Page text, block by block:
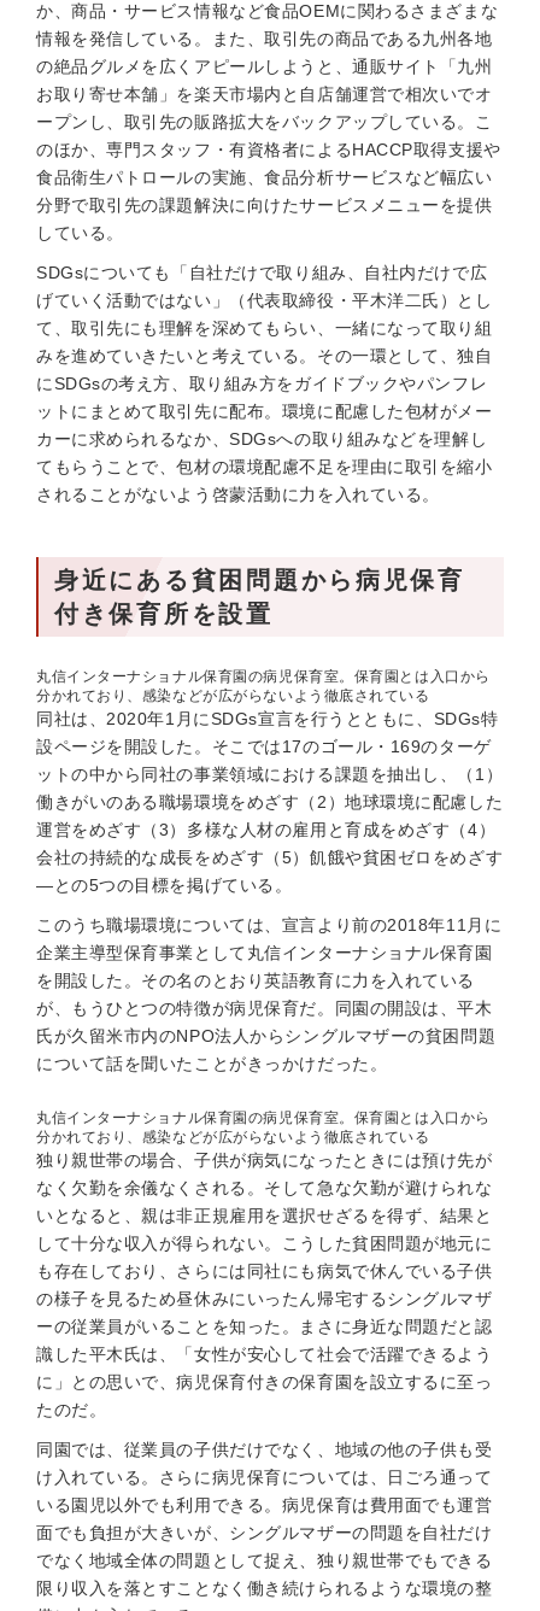
か、商品・サービス情報など食品OEMに関わるさまざまな
情報を発信している。また、取引先の商品である九州各地
の絶品グルメを広くアピールしようと、通販サイト「九州
お取り寄せ本舗」を楽天市場内と自店舗運営で相次いでオ
ープンし、取引先の販路拡大をバックアップしている。こ
のほか、専門スタッフ・有資格者によるHACCP取得支援や
食品衛生パトロールの実施、食品分析サービスなど幅広い
分野で取引先の課題解決に向けたサービスメニューを提供
している。
SDGsについても「自社だけで取り組み、自社内だけで広
げていく活動ではない」（代表取締役・平木洋二氏）とし
て、取引先にも理解を深めてもらい、一緒になって取り組
みを進めていきたいと考えている。その一環として、独自
にSDGsの考え方、取り組み方をガイドブックやパンフレ
ットにまとめて取引先に配布。環境に配慮した包材がメー
カーに求められるなか、SDGsへの取り組みなどを理解し
てもらうことで、包材の環境配慮不足を理由に取引を縮小
されることがないよう啓蒙活動に力を入れている。
身近にある貧困問題から病児保育
付き保育所を設置
丸信インターナショナル保育園の病児保育室。保育園とは入口から
分かれており、感染などが広がらないよう徹底されている
同社は、2020年1月にSDGs宣言を行うとともに、SDGs特
設ページを開設した。そこでは17のゴール・169のターゲ
ットの中から同社の事業領域における課題を抽出し、（1）
働きがいのある職場環境をめざす（2）地球環境に配慮した
運営をめざす（3）多様な人材の雇用と育成をめざす（4）
会社の持続的な成長をめざす（5）飢餓や貧困ゼロをめざす
—との5つの目標を掲げている。
このうち職場環境については、宣言より前の2018年11月に
企業主導型保育事業として丸信インターナショナル保育園
を開設した。その名のとおり英語教育に力を入れている
が、もうひとつの特徴が病児保育だ。同園の開設は、平木
氏が久留米市内のNPO法人からシングルマザーの貧困問題
について話を聞いたことがきっかけだった。
丸信インターナショナル保育園の病児保育室。保育園とは入口から
分かれており、感染などが広がらないよう徹底されている
独り親世帯の場合、子供が病気になったときには預け先が
なく欠勤を余儀なくされる。そして急な欠勤が避けられな
いとなると、親は非正規雇用を選択せざるを得ず、結果と
して十分な収入が得られない。こうした貧困問題が地元に
も存在しており、さらには同社にも病気で休んでいる子供
の様子を見るため昼休みにいったん帰宅するシングルマザ
ーの従業員がいることを知った。まさに身近な問題だと認
識した平木氏は、「女性が安心して社会で活躍できるよう
に」との思いで、病児保育付きの保育園を設立するに至っ
たのだ。
同園では、従業員の子供だけでなく、地域の他の子供も受
け入れている。さらに病児保育については、日ごろ通って
いる園児以外でも利用できる。病児保育は費用面でも運営
面でも負担が大きいが、シングルマザーの問題を自社だけ
でなく地域全体の問題として捉え、独り親世帯でもできる
限り収入を落とすことなく働き続けられるような環境の整